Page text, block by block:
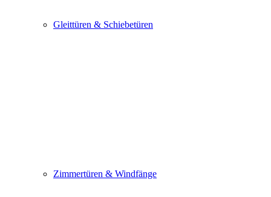
Gleittüren & Schiebetüren
Zimmertüren & Windfänge